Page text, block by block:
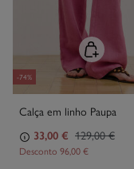
-74%
Calça em linho Paupa
33,00 € 129,00 €
Desconto 96,00 €